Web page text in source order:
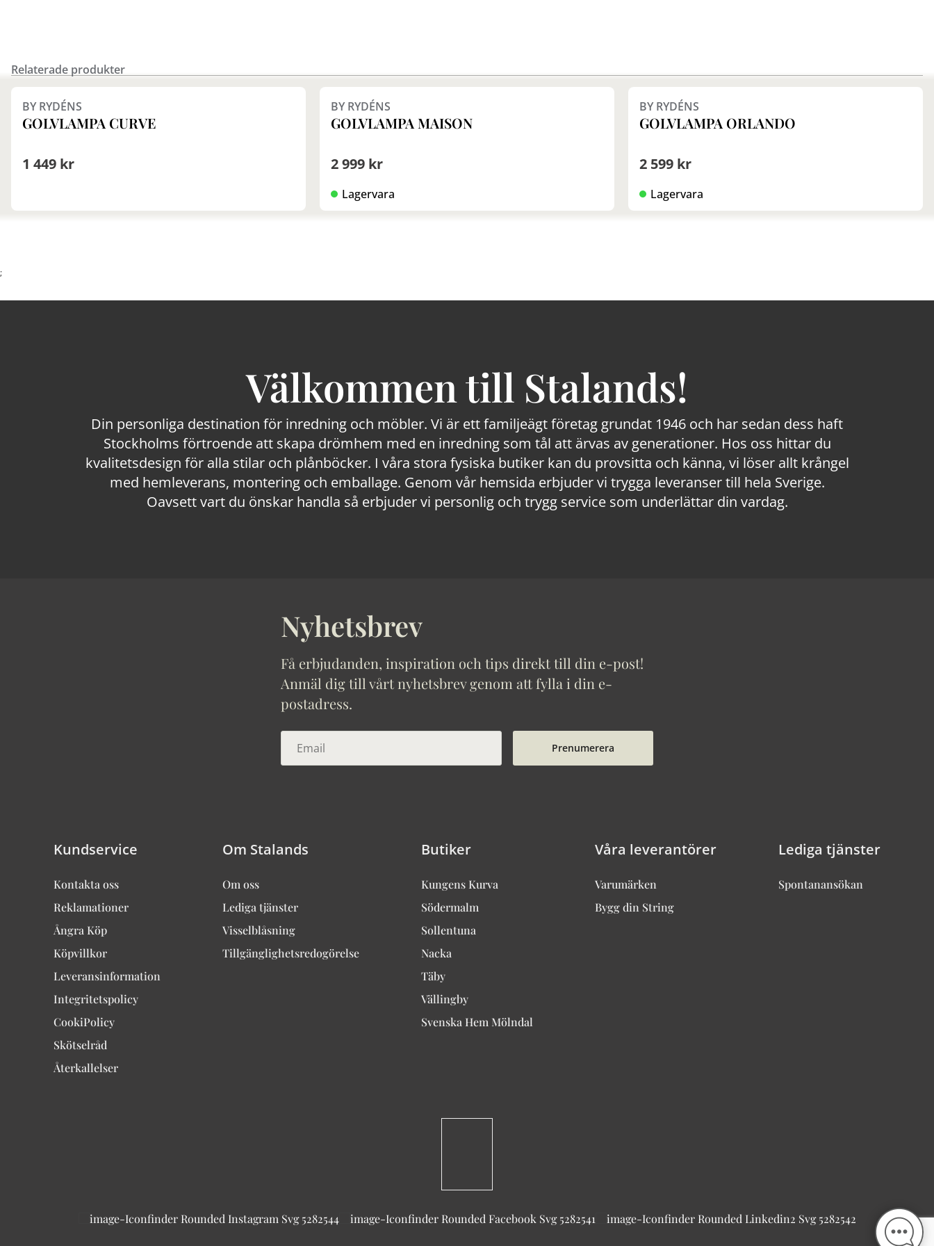
Relaterade produkter Finns i fler val (3)
BY RYDÉNS
GOLVLAMPA CURVE
1 449 kr
BY RYDÉNS
GOLVLAMPA MAISON
2 999 kr
Lagervara
Finns i fler val (2)
BY RYDÉNS
GOLVLAMPA ORLANDO
2 599 kr
Lagervara
;
Välkommen till Stalands!
Din personliga destination för inredning och möbler. Vi är ett familjeägt företag grundat 1946 och har sedan dess haft
Stockholms förtroende att skapa drömhem med en inredning som tål att ärvas av generationer. Hos oss hittar du
kvalitetsdesign för alla stilar och plånböcker. I våra stora fysiska butiker kan du provsitta och känna, vi löser allt krångel
med hemleverans, montering och emballage. Genom vår hemsida erbjuder vi trygga leveranser till hela Sverige.
Oavsett vart du önskar handla så erbjuder vi personlig och trygg service som underlättar din vardag.
Nyhetsbrev
Få erbjudanden, inspiration och tips direkt till din e-post!
Anmäl dig till vårt nyhetsbrev genom att fylla i din e-
postadress.
Prenumerera
Kundservice
Kontakta oss
Reklamationer
Ångra Köp
Köpvillkor
Leveransinformation
Integritetspolicy
CookiPolicy
Skötselråd
Återkallelser
Om Stalands
Om oss
Lediga tjänster
Visselblåsning
Tillgänglighetsredogörelse
Butiker
Kungens Kurva
Södermalm
Sollentuna
Nacka
Täby
Vällingby
Svenska Hem Mölndal
Våra leverantörer
Varumärken
Bygg din String
Lediga tjänster
Spontanansökan